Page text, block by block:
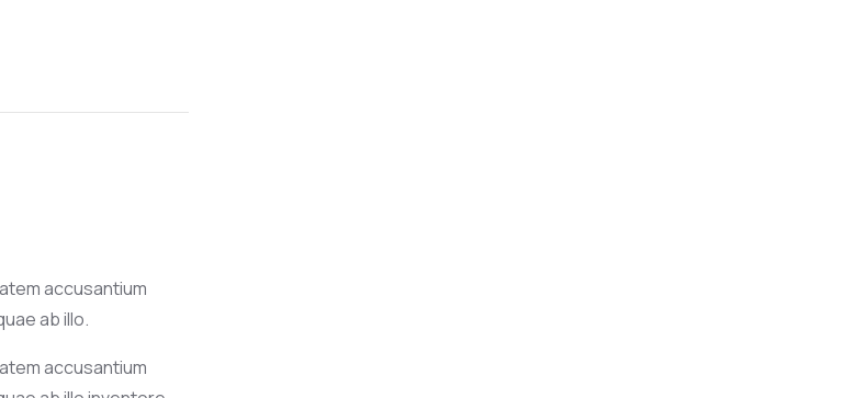
accusantium
ab illo.
accusantium